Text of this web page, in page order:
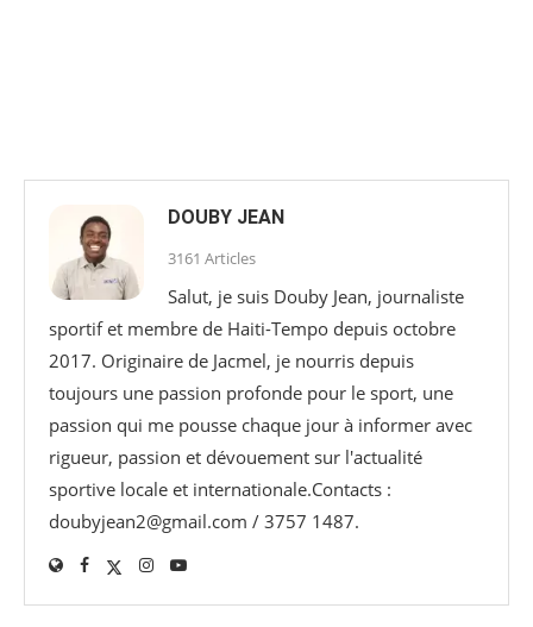
DOUBY JEAN
3161 Articles
Salut, je suis Douby Jean, journaliste
sportif et membre de Haiti-Tempo depuis octobre
2017. Originaire de Jacmel, je nourris depuis
toujours une passion profonde pour le sport, une
passion qui me pousse chaque jour à informer avec
rigueur, passion et dévouement sur l'actualité
sportive locale et internationale.Contacts :
doubyjean2@gmail.com / 3757 1487.